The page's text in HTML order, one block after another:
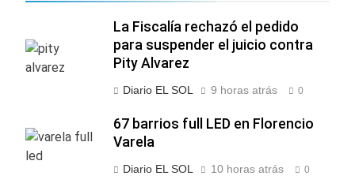
La Fiscalía rechazó el pedido
para suspender el juicio contra
Pity Alvarez
Diario EL SOL 9 horas atrás 0
67 barrios full LED en Florencio
Varela
Diario EL SOL 10 horas atrás 0